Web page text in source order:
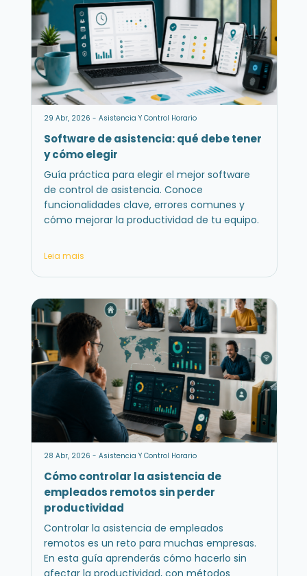
29 Abr, 2026 - Asistencia Y Control Horario
Software de asistencia: qué debe tener
y cómo elegir
Guía práctica para elegir el mejor software
de control de asistencia. Conoce
funcionalidades clave, errores comunes y
cómo mejorar la productividad de tu equipo.
Leia mais
28 Abr, 2026 - Asistencia Y Control Horario
Cómo controlar la asistencia de
empleados remotos sin perder
productividad
Controlar la asistencia de empleados
remotos es un reto para muchas empresas.
En esta guía aprenderás cómo hacerlo sin
afectar la productividad, con métodos